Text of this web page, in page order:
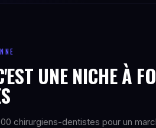
UNE NICHE À
chirurgiens-dentistes pour un